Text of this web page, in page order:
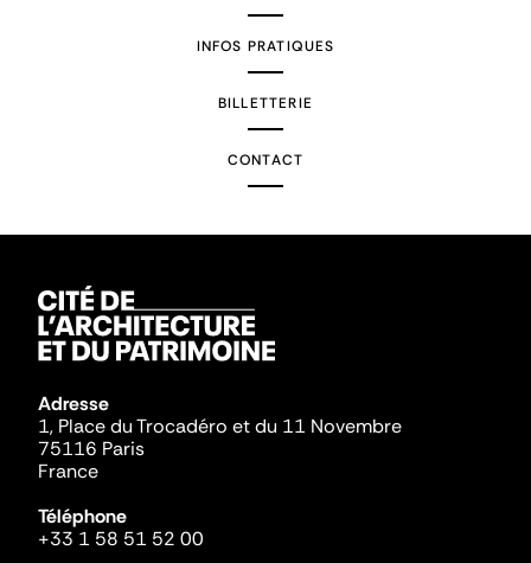
INFOS PRATIQUES
BILLETTERIE
CONTACT
Adresse
1, Place du Trocadéro et du 11 Novembre
75116 Paris
France
Téléphone
+33 1 58 51 52 00